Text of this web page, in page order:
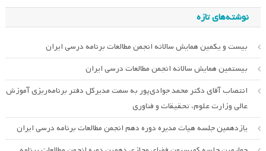
نوشته‌های تازه
بیست و یکمین همایش سالانه انجمن مطالعات برنامه درسی ایران
بیستمین همایش سالانه انجمن مطالعات درسی ایران
انتصاب آقای دکتر محمد جوادی‌پور به سمت مدیرکل دفتر برنامه‌ریزی آموزش
عالی وزارت علوم، تحقیقات و فناوری
یازدهمین جلسه هیات مدیره دوره دهم انجمن مطالعات برنامه درسی ایران